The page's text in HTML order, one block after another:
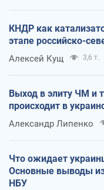
КНДР как
этапе российско-
Алексей Кущ 3,6 т.
Выход в элиту ЧМ и
происходит в
Александр Липенко
Что ожидает
Основные выводы
НБУ